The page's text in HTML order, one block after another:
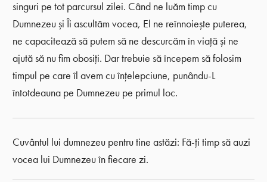
singuri pe tot parcursul zilei. Când ne luăm timp cu
Dumnezeu și Îi ascultăm vocea, El ne reînnoiește puterea,
ne capacitează să putem să ne descurcăm în viață și ne
ajută să nu fim obosiți. Dar trebuie să începem să folosim
timpul pe care îl avem cu înțelepciune, punându-L
întotdeauna pe Dumnezeu pe primul loc.
Cuvântul lui dumnezeu pentru tine astăzi: Fă-ți timp să auzi
vocea lui Dumnezeu în fiecare zi.